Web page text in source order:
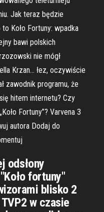
Jak teraz będzie
Koło Fortuny: wpadka
bawi polskich
nie mógł
Krzan… łez, oczywiście
zawodnik programu, że
hitem internetu? Czy
Fortuny”? Varvena 3
autora Dodaj do
odsłony
fortuny"
blisko 2
w czasie